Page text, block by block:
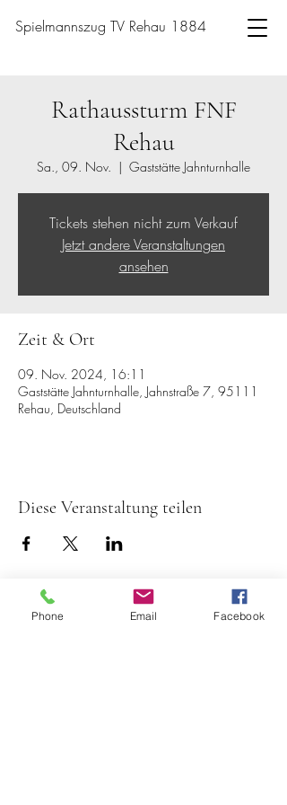
Spielmannszug TV Rehau 1884
Rathaussturm FNF
Rehau
Sa., 09. Nov.
  |
Gaststätte Jahnturnhalle
Tickets stehen nicht zum Verkauf
Jetzt andere Veranstaltungen
ansehen
Zeit & Ort
09. Nov. 2024, 16:11
Gaststätte Jahnturnhalle, Jahnstraße 7, 95111
Rehau, Deutschland
Diese Veranstaltung teilen
Phone Email Facebook